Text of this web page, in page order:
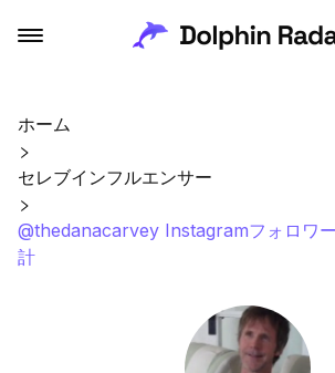
ホーム
セレブインフルエンサー
@thedanacarvey Instagramフォロワ
計